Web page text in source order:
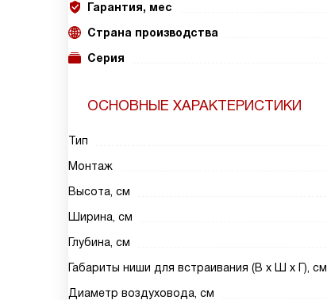
Гарантия, мес
Страна производства
Серия
ОСНОВНЫЕ ХАРАКТЕРИСТИКИ
Тип
Монтаж
Высота, см
Ширина, см
Глубина, см
Габариты ниши для встраивания (В х Ш х Г), см
Диаметр воздуховода, см